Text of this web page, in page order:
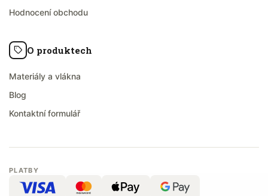
Hodnocení obchodu
O produktech
Materiály a vlákna
Blog
Kontaktní formulář
PLATBY